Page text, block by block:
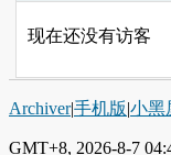
现在还没有访客
Archiver|手机版|小黑
GMT+8, 2026-8-7